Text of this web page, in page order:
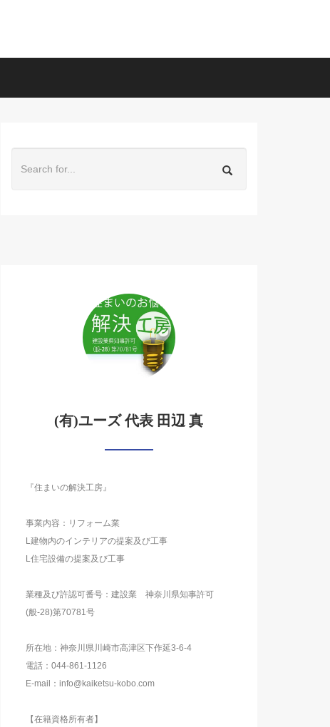
(有)ユーズ 代表 田辺 真
『住まいの解決工房』
事業内容：リフォーム業
L建物内のインテリアの提案及び工事
L住宅設備の提案及び工事
業種及び許認可番号：建設業 神奈川県知事許可
(般-28)第70781号
所在地：神奈川県川崎市高津区下作延3-6-4
電話：044-861-1126
E-mail：info@kaiketsu-kobo.com
【在籍資格所有者】